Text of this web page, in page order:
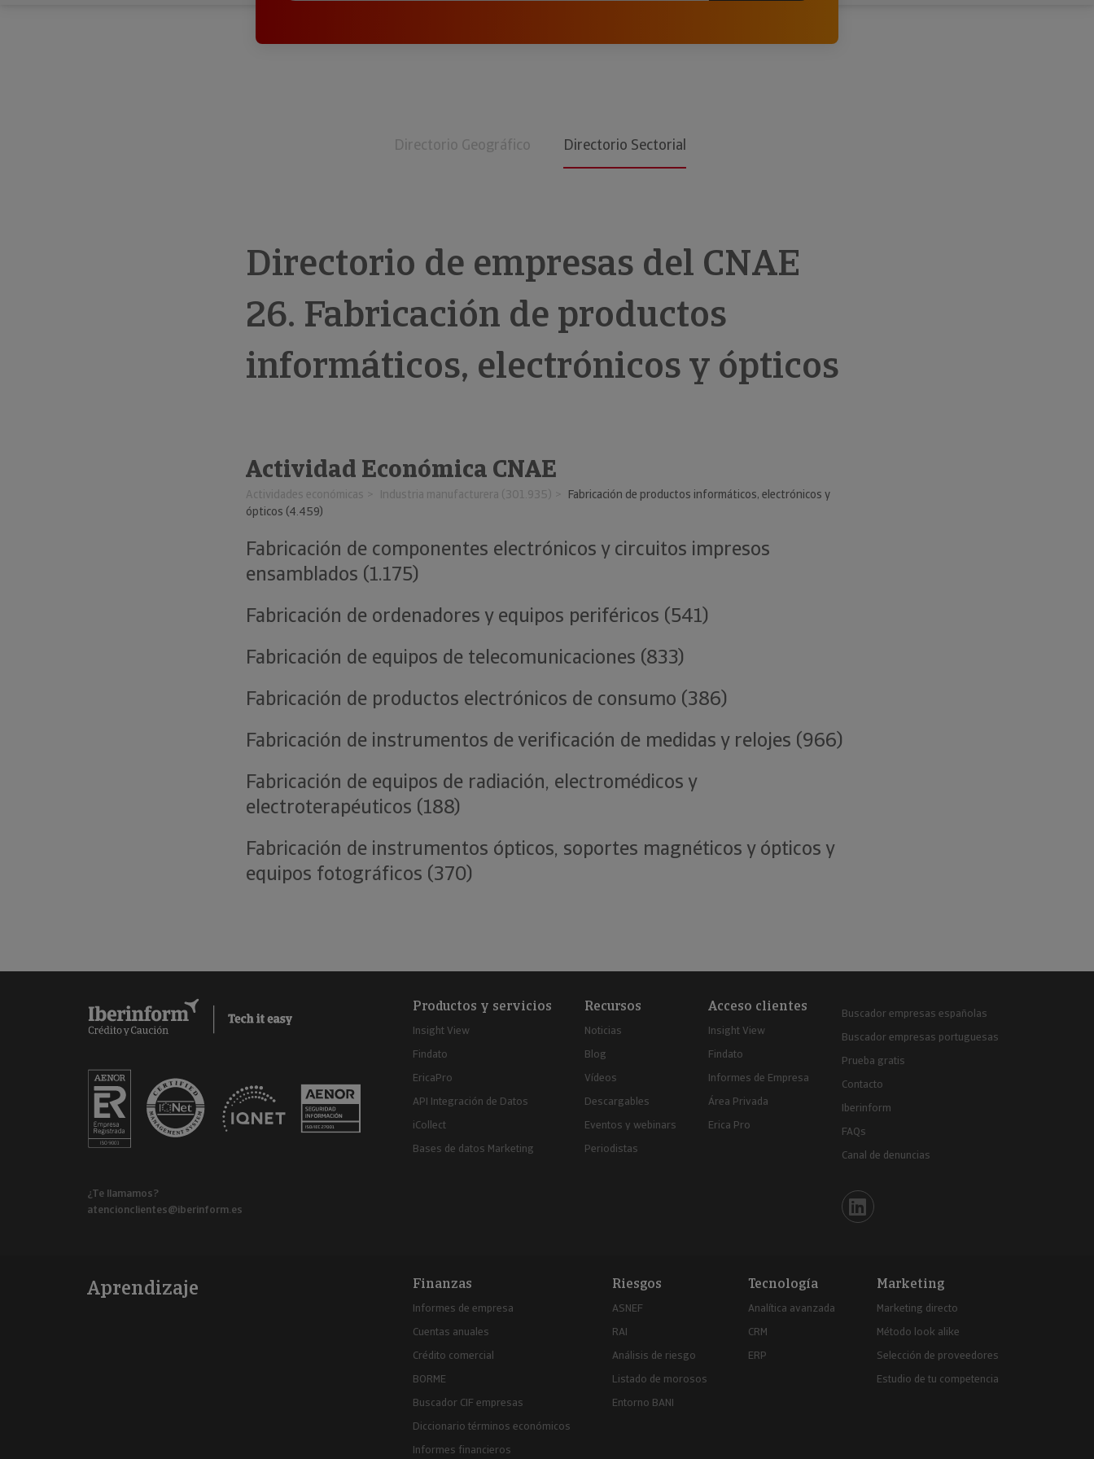
Directorio Geográfico Directorio Sectorial
Directorio de empresas del CNAE
26. Fabricación de productos
informáticos, electrónicos y ópticos
Actividad Económica CNAE
Actividades económicas Industria manufacturera (301.935)
Fabricación de productos informáticos, electrónicos y
ópticos (4.459)
Fabricación de componentes electrónicos y circuitos impresos
ensamblados (1.175)
Fabricación de ordenadores y equipos periféricos (541)
Fabricación de equipos de telecomunicaciones (833)
Fabricación de productos electrónicos de consumo (386)
Fabricación de instrumentos de verificación de medidas y relojes (966)
Fabricación de equipos de radiación, electromédicos y
electroterapéuticos (188)
Fabricación de instrumentos ópticos, soportes magnéticos y ópticos y
equipos fotográficos (370)
¿Te llamamos?
atencionclientes@iberinform.es
Productos y servicios
Insight View
Findato
EricaPro
API Integración de Datos
iCollect
Bases de datos Marketing
Recursos
Noticias
Blog
Vídeos
Descargables
Eventos y webinars
Periodistas
Acceso clientes
Insight View
Findato
Informes de Empresa
Área Privada
Erica Pro
Buscador empresas españolas
Buscador empresas portuguesas
Prueba gratis
Contacto
Iberinform
FAQs
Canal de denuncias
Iberinform en Linkedin
Aprendizaje Finanzas
Informes de empresa
Cuentas anuales
Crédito comercial
BORME
Buscador CIF empresas
Diccionario términos económicos
Informes financieros
Riesgos
ASNEF
RAI
Análisis de riesgo
Listado de morosos
Entorno BANI
Tecnología
Analítica avanzada
CRM
ERP
Marketing
Marketing directo
Método look alike
Selección de proveedores
Estudio de tu competencia